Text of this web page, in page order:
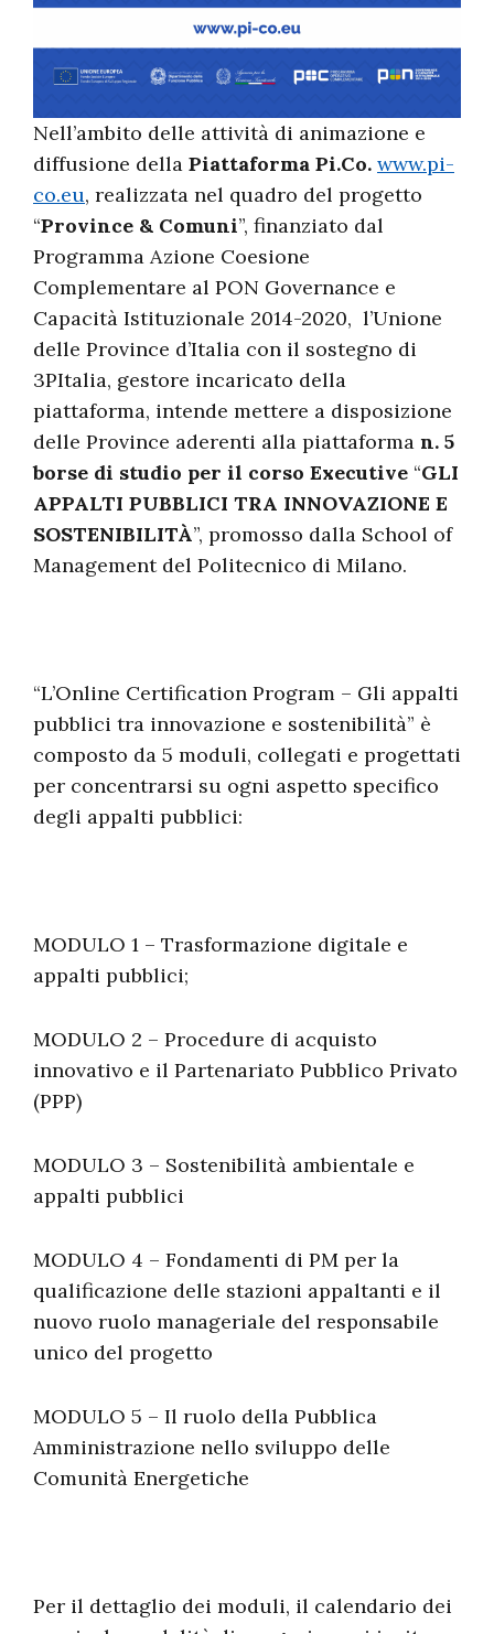
Nell’ambito delle attività di animazione e
diffusione della Piattaforma Pi.Co. www.pi-
co.eu, realizzata nel quadro del progetto
“Province & Comuni”, finanziato dal
Programma Azione Coesione
Complementare al PON Governance e
Capacità Istituzionale 2014-2020, l’Unione
delle Province d’Italia con il sostegno di
3PItalia, gestore incaricato della
piattaforma, intende mettere a disposizione
delle Province aderenti alla piattaforma n. 5
borse di studio per il corso Executive “GLI
APPALTI PUBBLICI TRA INNOVAZIONE E
SOSTENIBILITÀ”, promosso dalla School of
Management del Politecnico di Milano.
“L’Online Certification Program – Gli appalti
pubblici tra innovazione e sostenibilità” è
composto da 5 moduli, collegati e progettati
per concentrarsi su ogni aspetto specifico
degli appalti pubblici:
MODULO 1 – Trasformazione digitale e
appalti pubblici;
MODULO 2 – Procedure di acquisto
innovativo e il Partenariato Pubblico Privato
(PPP)
MODULO 3 – Sostenibilità ambientale e
appalti pubblici
MODULO 4 – Fondamenti di PM per la
qualificazione delle stazioni appaltanti e il
nuovo ruolo manageriale del responsabile
unico del progetto
MODULO 5 – Il ruolo della Pubblica
Amministrazione nello sviluppo delle
Comunità Energetiche
Per il dettaglio dei moduli, il calendario dei